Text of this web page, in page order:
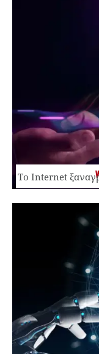
Το Internet